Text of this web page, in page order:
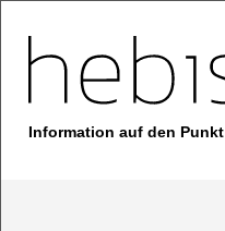
Information auf den Punkt